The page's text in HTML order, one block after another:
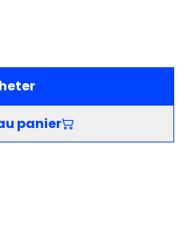
panier